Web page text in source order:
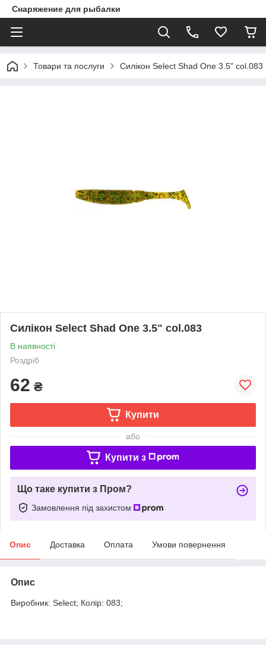
Снаряжение для рыбалки
Товари та послуги Силікон Select Shad One 3.5" col.083
Силікон Select Shad One 3.5" col.083
В наявності
Роздріб
62 ₴
Купити
або
Купити з
Що таке купити з Пром?
Замовлення під захистом
Опис Доставка Оплата Умови повернення
Опис
Виробник: Select; Колір: 083;